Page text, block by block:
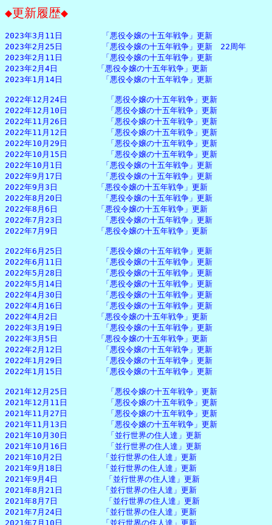
◆更新履歴◆
2023年3月11日　　　　　「悪役令嬢の十五年戦争」更新
2023年2月25日　　　　　「悪役令嬢の十五年戦争」更新　22周年
2023年2月11日　　　　　「悪役令嬢の十五年戦争」更新
2023年2月4日　　　　　「悪役令嬢の十五年戦争」更新
2023年1月14日　　　　　「悪役令嬢の十五年戦争」更新
2022年12月24日　　　　　「悪役令嬢の十五年戦争」更新
2022年12月10日　　　　　「悪役令嬢の十五年戦争」更新
2022年11月26日　　　　　「悪役令嬢の十五年戦争」更新
2022年11月12日　　　　　「悪役令嬢の十五年戦争」更新
2022年10月29日　　　　　「悪役令嬢の十五年戦争」更新
2022年10月15日　　　　　「悪役令嬢の十五年戦争」更新
2022年10月1日　　　　　「悪役令嬢の十五年戦争」更新
2022年9月17日　　　　　「悪役令嬢の十五年戦争」更新
2022年9月3日　　　　　「悪役令嬢の十五年戦争」更新
2022年8月20日　　　　　「悪役令嬢の十五年戦争」更新
2022年8月6日　　　　　「悪役令嬢の十五年戦争」更新
2022年7月23日　　　　　「悪役令嬢の十五年戦争」更新
2022年7月9日　　　　　「悪役令嬢の十五年戦争」更新
2022年6月25日　　　　　「悪役令嬢の十五年戦争」更新
2022年6月11日　　　　　「悪役令嬢の十五年戦争」更新
2022年5月28日　　　　　「悪役令嬢の十五年戦争」更新
2022年5月14日　　　　　「悪役令嬢の十五年戦争」更新
2022年4月30日　　　　　「悪役令嬢の十五年戦争」更新
2022年4月16日　　　　　「悪役令嬢の十五年戦争」更新
2022年4月2日　　　　　「悪役令嬢の十五年戦争」更新
2022年3月19日　　　　　「悪役令嬢の十五年戦争」更新
2022年3月5日　　　　　「悪役令嬢の十五年戦争」更新
2022年2月12日　　　　　「悪役令嬢の十五年戦争」更新
2022年1月29日　　　　　「悪役令嬢の十五年戦争」更新
2022年1月15日　　　　　「悪役令嬢の十五年戦争」更新
2021年12月25日　　　　　「悪役令嬢の十五年戦争」更新
2021年12月11日　　　　　「悪役令嬢の十五年戦争」更新
2021年11月27日　　　　　「悪役令嬢の十五年戦争」更新
2021年11月13日　　　　　「悪役令嬢の十五年戦争」更新
2021年10月30日　　　　　「並行世界の住人達」更新
2021年10月16日　　　　　「並行世界の住人達」更新
2021年10月2日　　　　　「並行世界の住人達」更新
2021年9月18日　　　　　「並行世界の住人達」更新
2021年9月4日　　　　　　「並行世界の住人達」更新
2021年8月21日　　　　　「並行世界の住人達」更新
2021年8月7日　　　　　　「並行世界の住人達」更新
2021年7月24日　　　　　「並行世界の住人達」更新
2021年7月10日　　　　　「並行世界の住人達」更新